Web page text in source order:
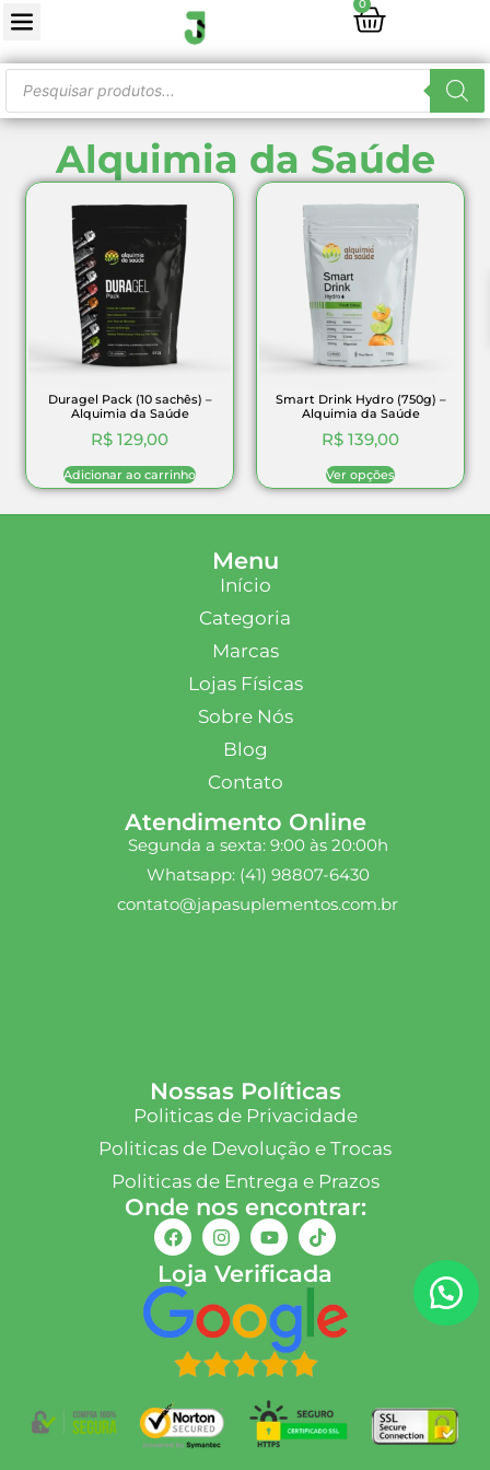
0
Alquimia da Saúde
Duragel Pack (10 sachês) –
Alquimia da Saúde
R$ 129,00
Adicionar ao carrinho
Smart Drink Hydro (750g) –
Alquimia da Saúde
R$ 139,00
Ver opções
Menu
Início
Categoria
Marcas
Lojas Físicas
Sobre Nós
Blog
Contato
Atendimento Online
Segunda a sexta: 9:00 às 20:00h
Whatsapp: (41) 98807-6430
contato@japasuplementos.com.br
Nossas Políticas
Politicas de Privacidade
Politicas de Devolução e Trocas
Politicas de Entrega e Prazos
Onde nos encontrar:
Loja Verificada